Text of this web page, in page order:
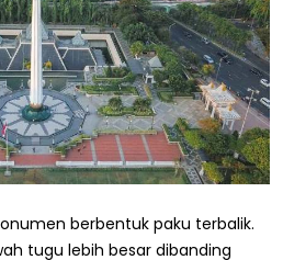
berbentuk paku terbalik.
tugu lebih besar dibanding